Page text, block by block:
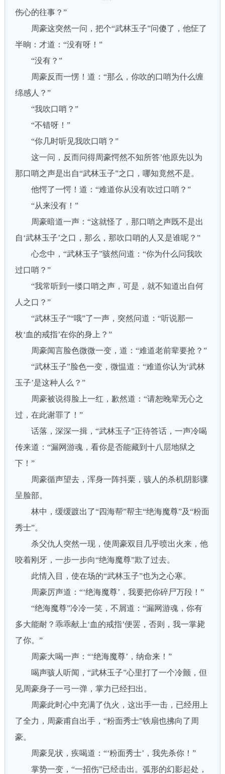
伤心的往事？”
周豪这突然一问，把个“武林玉子”问傻了，他怔了
半晌：才道：“没有呀！”
“没有？”
周豪反而一愣！道：“那么，你吹的口哨为什么缠
绵感人？”
“我吹口哨？”
“不错呀！”
“你几时听见我吹口哨？”
这一问，反而问得周豪愕然不知所答’他原先以为
那口哨之声是出自“武林玉子”之口，哪知竟然不是。
他愕了一愕！道：“难道你从没有吹过口哨？”
“从来没有！”
周豪暗道一声：“这就怪了，那口哨之声既不是出
自‘武林玉子’之口，那么，那吹口哨的人又是谁呢？”
心念中，“武林玉子”骇然问道：“你为什么问我吹
过口哨？”
“我常听到一缕口哨之声，可是，就不知道出自何
人之口？”
“武林玉子”“哦”了一声，突然问道：“听说那一
枚‘血的戒指’在你的身上？”
周豪闻言脸色微微一变，道：“难道老前辈要抢？”
“武林玉子”脸色一变，微愠道：“难道你认为‘武林
玉子’是这种人么？”
周豪被说得脸上一红，歉然道：“请恕晚辈无心之
过，在此谢罪了！”
话落，深深一揖，“武林玉子”正待答话，一声冷喝
传来道：“漏网游魂，看你是否能藏到十八层地狱之
下！”
周豪循声望去，浑身一阵抖栗，骇人的杀机阴影骤
呈脸部。
林中，缓缓踱出了“四海帮”帮主“绝海魔尊”及“粉面
秀士”。
杀父仇人突然一现，使周豪双目几乎喷出火来，他
咬着刚牙，一步一步向“绝海魔尊”欺了过去。
此情入目，使在场的“武林玉子”也为之心寒。
周豪厉声道：“‘绝海魔尊’，我要把你碎尸万段！”
“绝海魔尊”冷冷一笑，不屑道：“漏网游魂，你有
多大能耐？乖乖献上‘血的戒指’便罢，否则，我一掌毙
了你。”
周豪大喝一声：“‘绝海魔尊’，纳命来！”
喝声骇人听闻，“武林玉子”心里打了一个冷颤，但
见周豪身子一弓一弹，掌力已经扫出。
周豪此时心中充满了仇火，这出手一击，已经用上
了全力，周豪甫自出手，“粉面秀士”铁扇也拂向了周
豪。
周豪见状，疾喝道：“‘粉面秀士’，我先杀你！”
掌势一变，“一招伤”已经击出。弧形的幻影起处，